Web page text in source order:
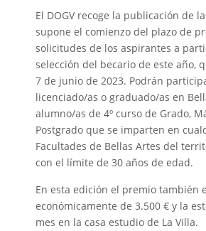
El DOGV recoge la publicación de
supone el comienzo del plazo de
solicitudes de los aspirantes a
selección del becario de este año,
7 de junio de 2023. Podrán
licenciado/as o graduado/as en
alumno/as de 4º curso de Grado,
Postgrado que se imparten en
Facultades de Bellas Artes del
con el límite de 30 años de edad.
En esta edición el premio también
económicamente de 3.500 € y la
mes en la casa estudio de La Villa.